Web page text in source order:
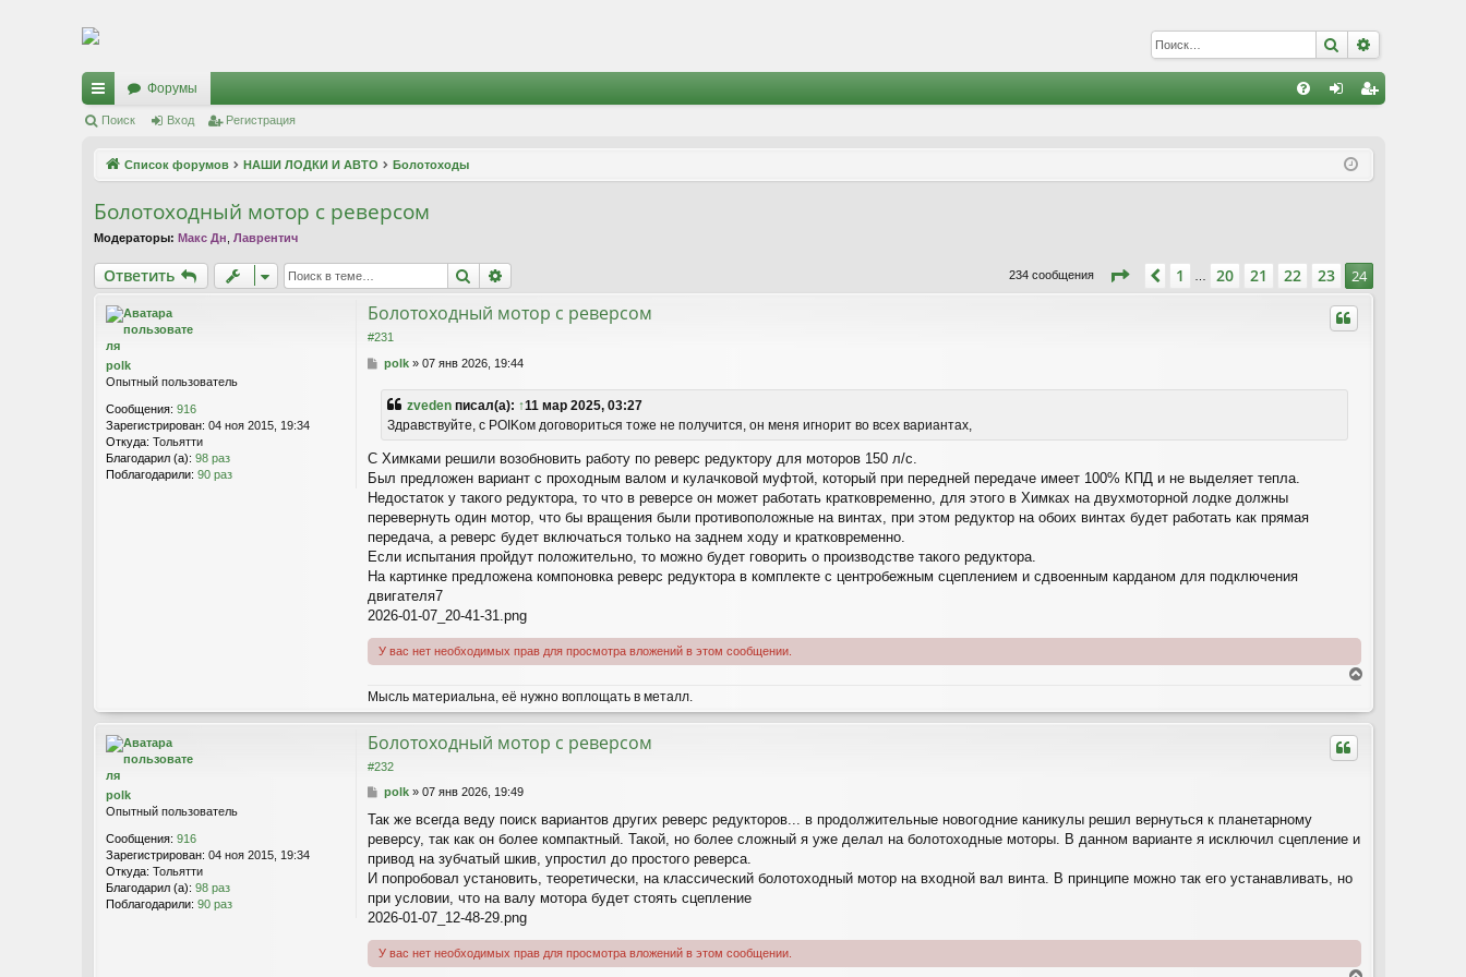
Регистрация Поиск
с
и
Форумы
с
Поиск Вход Регистрация
Список форумов НАШИ ЛОДКИ И АВТО Болотоходы
Болотоходный мотор с реверсом
Модераторы: Макс Дн Лаврентич
Ответить
Ответить Поиск 234 сообщения Страница 24из24
Пред.
1 … 20 21 22 23 24
polk
Опытный пользователь
Сообщения: 916
Зарегистрирован: 04 ноя 2015, 19:34
Откуда: Тольятти
Благодарил (а): 98 раз
Поблагодарили: 90 раз
Болотоходный мотор с реверсом
#231
С
о
щ
е
н
и
е
polk »07 янв 2026, 19:44
zvedenписал(а): ↑11 мар 2025, 03:27
Здравствуйте, с POIKом договориться тоже не получится, он меня игнорит во всех вариантах,
С Химками решили возобновить работу по реверс редуктору для моторов 150 л/с.
Был предложен вариант с проходным валом и кулачковой муфтой, который при передней передаче имеет 100% КПД и не выделяет тепла.
Недостаток у такого редуктора, то что в реверсе он может работать кратковременно, для этого в Химках на двухмоторной лодке должны
перевернуть один мотор, что бы вращения были противоположные на винтах, при этом редуктор на обоих винтах будет работать как прямая
передача, а реверс будет включаться только на заднем ходу и кратковременно.
Если испытания пройдут положительно, то можно будет говорить о производстве такого редуктора.
На картинке предложена компоновка реверс редуктора в комплекте с центробежным сцеплением и сдвоенным карданом для подключения
двигателя7
2026-01-07_20-41-31.png
У вас нет необходимых прав для просмотра вложений в этом сообщении.
Мысль материальна, её нужно воплощать в металл.
р
н
polk
Опытный пользователь
Сообщения: 916
Зарегистрирован: 04 ноя 2015, 19:34
Откуда: Тольятти
Благодарил (а): 98 раз
Поблагодарили: 90 раз
Болотоходный мотор с реверсом
#232
С
о
б
щ
и
е
polk »07 янв 2026, 19:49
Так же всегда веду поиск вариантов других реверс редукторов... в продолжительные новогодние каникулы решил вернуться к планетарному
реверсу, так как он более компактный. Такой, но более сложный я уже делал на болотоходные моторы. В данном варианте я исключил сцепление и
привод на зубчатый шкив, упростил до простого реверса.
И попробовал установить, теоретически, на классический болотоходный мотор на входной вал винта. В принципе можно так его устанавливать, но
при условии, что на валу мотора будет стоять сцепление
2026-01-07_12-48-29.png
У вас нет необходимых прав для просмотра вложений в этом сообщении.